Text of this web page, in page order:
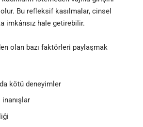
Bu refleksif kasılmalar, cinsel
imkânsız hale getirebilir.
olan bazı faktörleri paylaşmak
kötü deneyimler
inanışlar